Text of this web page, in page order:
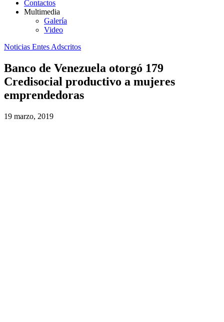
Contactos
Multimedia
Galería
Video
Noticias Entes Adscritos
Banco de Venezuela otorgó 179
Credisocial productivo a mujeres
emprendedoras
19 marzo, 2019